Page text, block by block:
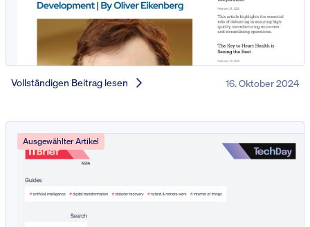
Vollständigen Beitrag lesen 16. Oktober 2024
Ausgewählter Artikel